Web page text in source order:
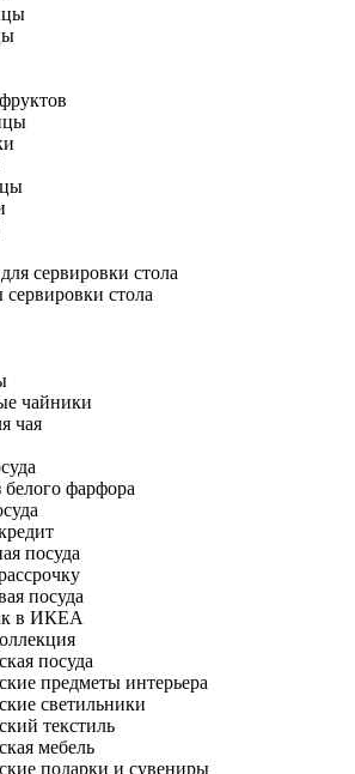
сервировки стола
стола
чайники
чая
белого фарфора
посуда
посуда
в ИКЕА
посуда
предметы интерьера
светильники
текстиль
мебель
подарки и сувениры